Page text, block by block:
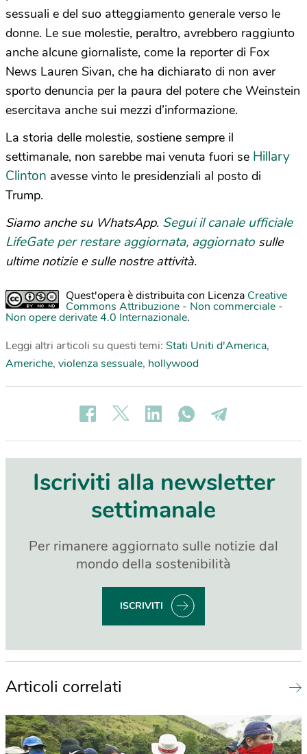
sessuali e del suo atteggiamento generale verso le
donne. Le sue molestie, peraltro, avrebbero raggiunto
anche alcune giornaliste, come la reporter di Fox
News Lauren Sivan, che ha dichiarato di non aver
sporto denuncia per la paura del potere che Weinstein
esercitava anche sui mezzi d’informazione.
La storia delle molestie, sostiene sempre il
settimanale, non sarebbe mai venuta fuori se Hillary
Clinton avesse vinto le presidenziali al posto di
Trump.
Siamo anche su WhatsApp. Segui il canale ufficiale
LifeGate per restare aggiornata, aggiornato sulle
ultime notizie e sulle nostre attività.
Quest'opera è distribuita con Licenza Creative
Commons Attribuzione - Non commerciale -
Non opere derivate 4.0 Internazionale.
Leggi altri articoli su questi temi: Stati Uniti d'America,
Americhe, violenza sessuale, hollywood
Iscriviti alla newsletter
settimanale
Per rimanere aggiornato sulle notizie dal
mondo della sostenibilità
ISCRIVITI
Articoli correlati